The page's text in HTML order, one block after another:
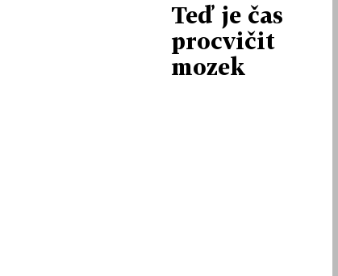
Teď je čas
procvičit
mozek